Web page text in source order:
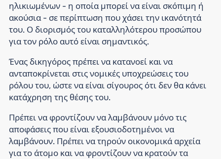
ηλικιωμένων - η οποία μπορεί να είναι σκόπιμη ή
ακούσια - σε περίπτωση που χάσει την ικανότητά
του. Ο διορισμός του καταλληλότερου προσώπου
για τον ρόλο αυτό είναι σημαντικός.
Ένας δικηγόρος πρέπει να κατανοεί και να
ανταποκρίνεται στις νομικές υποχρεώσεις του
ρόλου του, ώστε να είναι σίγουρος ότι δεν θα κάνει
κατάχρηση της θέσης του.
Πρέπει να φροντίζουν να λαμβάνουν μόνο τις
αποφάσεις που είναι εξουσιοδοτημένοι να
λαμβάνουν. Πρέπει να τηρούν οικονομικά αρχεία
για το άτομο και να φροντίζουν να κρατούν τα